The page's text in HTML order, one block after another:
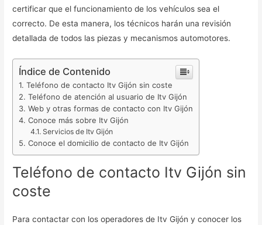
certificar que el funcionamiento de los vehículos sea el
correcto. De esta manera, los técnicos harán una revisión
detallada de todos las piezas y mecanismos automotores.
Índice de Contenido
Teléfono de contacto Itv Gijón sin coste
Teléfono de atención al usuario de Itv Gijón
Web y otras formas de contacto con Itv Gijón
Conoce más sobre Itv Gijón
Servicios de Itv Gijón
Conoce el domicilio de contacto de Itv Gijón
Teléfono de contacto Itv Gijón sin
coste
Para contactar con los operadores de Itv Gijón y conocer los